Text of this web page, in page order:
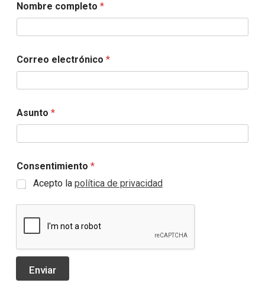
o
n
n
t
m
e
o
l
e
c
c
c
Nombre completo *
Correo electrónico *
Asunto *
Consentimiento *
Acepto la política de privacidad
Enviar